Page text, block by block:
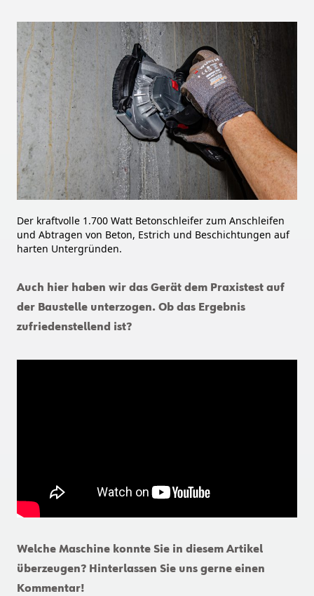
Der kraftvolle 1.700 Watt Betonschleifer zum Anschleifen
und Abtragen von Beton, Estrich und Beschichtungen auf
harten Untergründen.
Auch hier haben wir das Gerät dem Praxistest auf
der Baustelle unterzogen. Ob das Ergebnis
zufriedenstellend ist?
Welche Maschine konnte Sie in diesem Artikel
überzeugen? Hinterlassen Sie uns gerne einen
Kommentar!